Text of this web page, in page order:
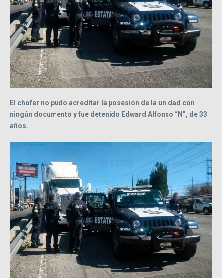
El chofer no pudo acreditar la posesión de la unidad con
ningún documento y fue detenido Edward Alfonso “N”, de 33
años.